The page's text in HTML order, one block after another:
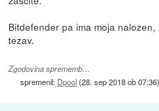
Bitdefender pa ima moja
tezav.
Zgodovina sprememb…
spremenil: Dpool(28. sep 2018 ob 07:36)